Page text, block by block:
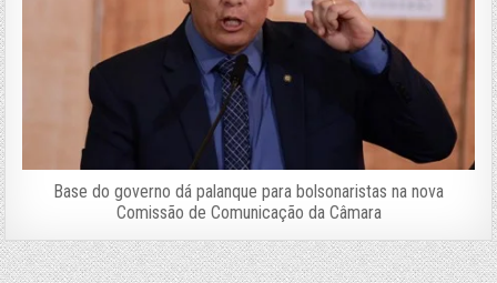
Base do governo dá palanque para bolsonaristas na nova
Comissão de Comunicação da Câmara